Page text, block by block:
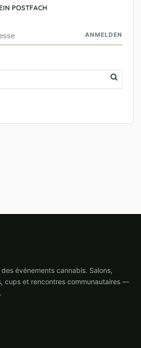
POSTFACH
événements cannabis. Salons,
cups et rencontres communautaires —